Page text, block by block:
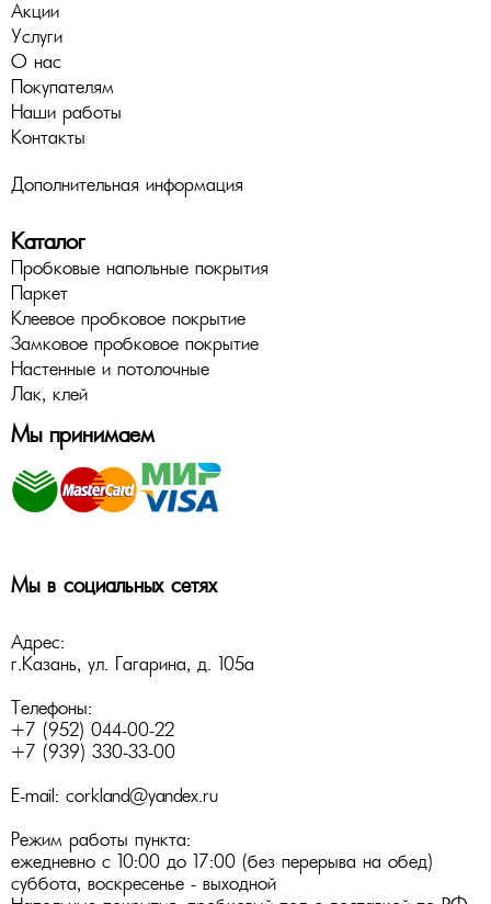
Акции
Услуги
О нас
Покупателям
Наши работы
Контакты
Дополнительная информация
Каталог
Пробковые напольные покрытия
Паркет
Клеевое пробковое покрытие
Замковое пробковое покрытие
Настенные и потолочные
Лак, клей
Мы принимаем
Мы в социальных сетях
Адрес:
г.Казань, ул. Гагарина, д. 105а
Телефоны:
+7 (952) 044-00-22
+7 (939) 330-33-00
E-mail: corkland@yandex.ru
Режим работы пункта:
ежедневно с 10:00 до 17:00 (без перерыва на обед)
суббота, воскресенье - выходной